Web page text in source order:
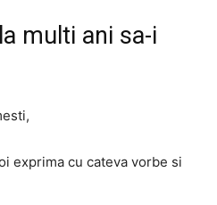
multi ani sa-i
exprima cu cateva vorbe si